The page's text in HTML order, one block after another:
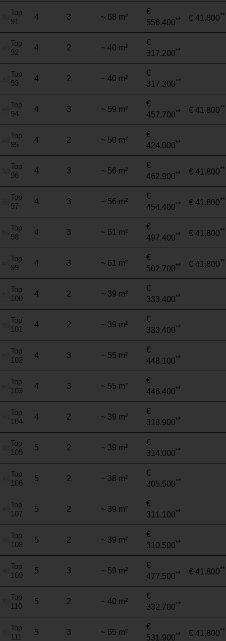
Top
91
4 3 ~ 68 m²
€
556.400** € 41.800**
Top
92
4 2 ~ 40 m²
€
317.200**
Top
93
4 2 ~ 40 m²
€
317.300**
Top
94
4 3 ~ 59 m²
€
457.700** € 41.800**
Top
95
4 2 ~ 50 m²
€
424.000**
Top
96
4 3 ~ 56 m²
€
462.900** € 41.800**
Top
97
4 3 ~ 56 m²
€
454.400** € 41.800**
Top
98
4 3 ~ 61 m²
€
497.400** € 41.800**
Top
99
4 3 ~ 61 m²
€
502.700** € 41.800**
Top
100
4 2 ~ 39 m²
€
333.400**
Top
101
4 2 ~ 39 m²
€
333.400**
Top
102
4 3 ~ 55 m²
€
448.100**
Top
103
4 3 ~ 55 m²
€
446.400**
Top
104
4 2 ~ 39 m²
€
318.900**
Top
105
5 2 ~ 39 m²
€
314.000**
Top
106
5 2 ~ 38 m²
€
305.500**
Top
107
5 2 ~ 39 m²
€
311.100**
Top
108
5 2 ~ 39 m²
€
310.500**
Top
109
5 3 ~ 59 m²
€
477.500** € 41.800**
Top
110
5 2 ~ 40 m²
€
332.700**
Top
111
5 3 ~ 65 m²
€
531.900** € 41.800**